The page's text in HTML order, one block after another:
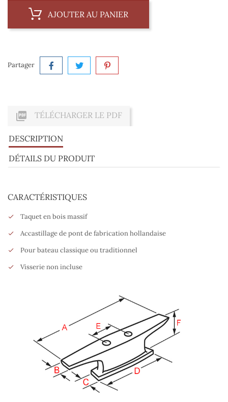
AJOUTER AU PANIER
Partager
 TÉLÉCHARGER LE PDF
DESCRIPTION
DÉTAILS DU PRODUIT
CARACTÉRISTIQUES
Taquet en bois massif
Accastillage de pont de fabrication hollandaise
Pour bateau classique ou traditionnel
Visserie non incluse